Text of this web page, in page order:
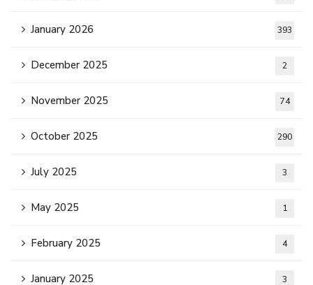
January 2026 393
December 2025 2
November 2025 74
October 2025 290
July 2025 3
May 2025 1
February 2025 4
January 2025 3